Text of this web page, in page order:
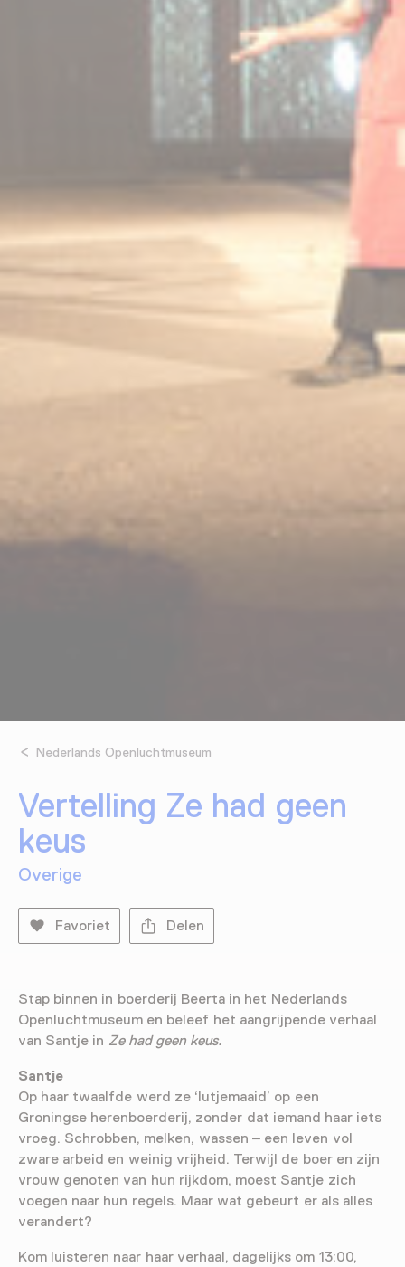
Nederlands Openluchtmuseum
Vertelling Ze had geen
keus
Overige
Favoriet Delen
Stap binnen in boerderij Beerta in het Nederlands
Openluchtmuseum en beleef het aangrijpende verhaal
van Santje in Ze had geen keus.
Santje
Op haar twaalfde werd ze ‘lutjemaaid’ op een
Groningse herenboerderij, zonder dat iemand haar iets
vroeg. Schrobben, melken, wassen – een leven vol
zware arbeid en weinig vrijheid. Terwijl de boer en zijn
vrouw genoten van hun rijkdom, moest Santje zich
voegen naar hun regels. Maar wat gebeurt er als alles
verandert?
Kom luisteren naar haar verhaal, dagelijks om 13:00,